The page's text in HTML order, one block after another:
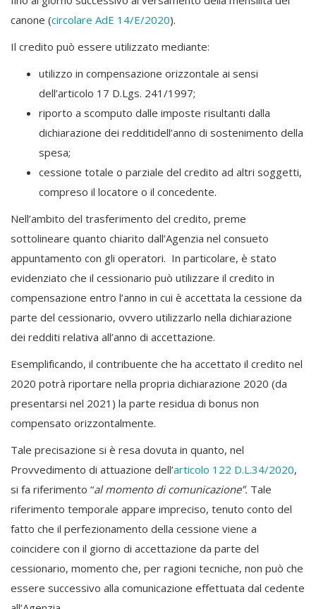
canone (circolare AdE 14/E/2020).
Il credito può essere utilizzato mediante:
utilizzo in compensazione orizzontale ai sensi
dell’articolo 17 D.Lgs. 241/1997;
riporto a scomputo dalle imposte risultanti dalla
dichiarazione dei redditidell’anno di sostenimento della
spesa;
cessione totale o parziale del credito ad altri soggetti,
compreso il locatore o il concedente.
Nell’ambito del trasferimento del credito, preme
sottolineare quanto chiarito dall’Agenzia nel consueto
appuntamento con gli operatori. In particolare, è stato
evidenziato che il cessionario può utilizzare il credito in
compensazione entro l’anno in cui è accettata la cessione da
parte del cessionario, ovvero utilizzarlo nella dichiarazione
dei redditi relativa all’anno di accettazione.
Esemplificando, il contribuente che ha accettato il credito nel
2020 potrà riportare nella propria dichiarazione 2020 (da
presentarsi nel 2021) la parte residua di bonus non
compensato orizzontalmente.
Tale precisazione si è resa dovuta in quanto, nel
Provvedimento di attuazione dell’articolo 122 D.L.34/2020,
si fa riferimento “al momento di comunicazione”. Tale
riferimento temporale appare impreciso, tenuto conto del
fatto che il perfezionamento della cessione viene a
coincidere con il giorno di accettazione da parte del
cessionario, momento che, per ragioni tecniche, non può che
essere successivo alla comunicazione effettuata dal cedente